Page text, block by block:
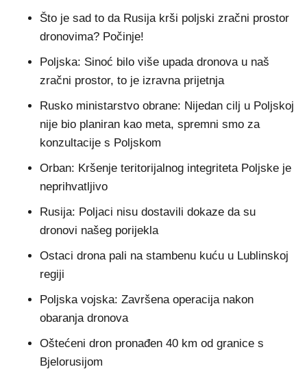
Što je sad to da Rusija krši poljski zračni prostor
dronovima? Počinje!
Poljska: Sinoć bilo više upada dronova u naš
zračni prostor, to je izravna prijetnja
Rusko ministarstvo obrane: Nijedan cilj u Poljskoj
nije bio planiran kao meta, spremni smo za
konzultacije s Poljskom
Orban: Kršenje teritorijalnog integriteta Poljske je
neprihvatljivo
Rusija: Poljaci nisu dostavili dokaze da su
dronovi našeg porijekla
Ostaci drona pali na stambenu kuću u Lublinskoj
regiji
Poljska vojska: Završena operacija nakon
obaranja dronova
Oštećeni dron pronađen 40 km od granice s
Bjelorusijom